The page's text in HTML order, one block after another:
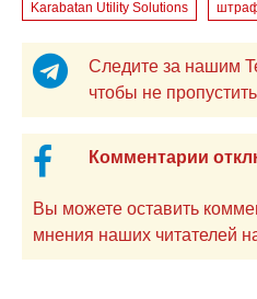
Karabatan Utility Solutions
Следите за нашим
Комментарии
Вы можете оставить
мнения наших читателей